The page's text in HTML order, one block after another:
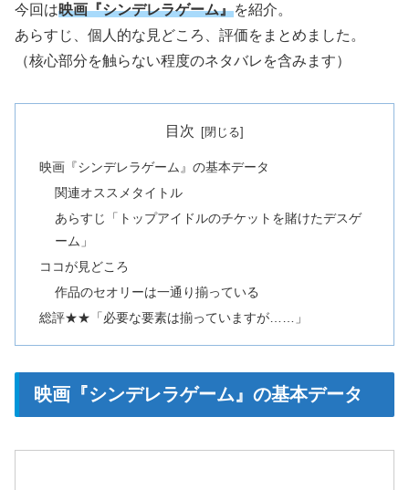
今回は映画『シンデレラゲーム』を紹介。
あらすじ、個人的な見どころ、評価をまとめました。
（核心部分を触らない程度のネタバレを含みます）
目次
映画『シンデレラゲーム』の基本データ
関連オススメタイトル
あらすじ「トップアイドルのチケットを賭けたデスゲ
ーム」
ココが見どころ
作品のセオリーは一通り揃っている
総評★★「必要な要素は揃っていますが……」
映画『シンデレラゲーム』の基本データ